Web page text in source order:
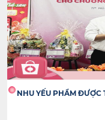
NHU YẾU PHẨM ĐƯỢC